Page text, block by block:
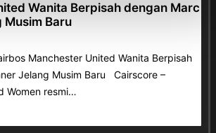
Wanita Berpisah dengan Marc
Musim Baru
Manchester United Wanita Berpisah
Jelang Musim Baru Cairscore –
Women resmi…